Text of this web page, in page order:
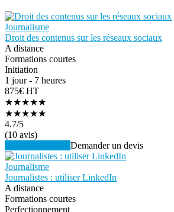
Journalisme
Droit des contenus sur les réseaux sociaux
A distance
Formations courtes
Initiation
1 jour - 7 heures
875€ HT
★★★★★
★★★★★
4.7/5
(10 avis)
Demander un devis
Journalisme
Journalistes : utiliser LinkedIn
A distance
Formations courtes
Perfectionnement